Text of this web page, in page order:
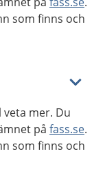
som finns och
mer. Du
på fass.se.
som finns och